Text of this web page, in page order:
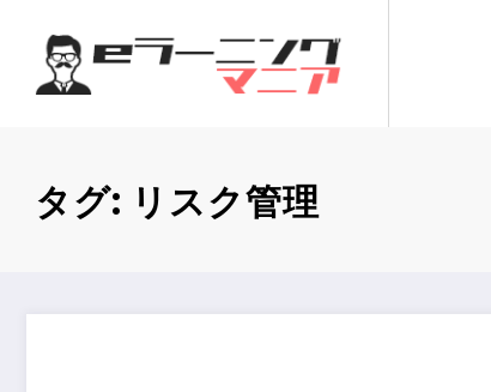
タグ: リスク管理